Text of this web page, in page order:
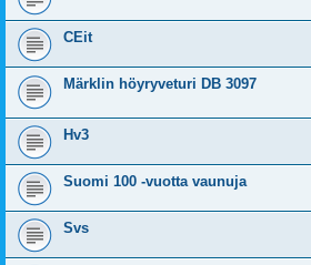
CEit
Märklin höyryveturi DB 3097
Hv3
Suomi 100 -vuotta vaunuja
Svs